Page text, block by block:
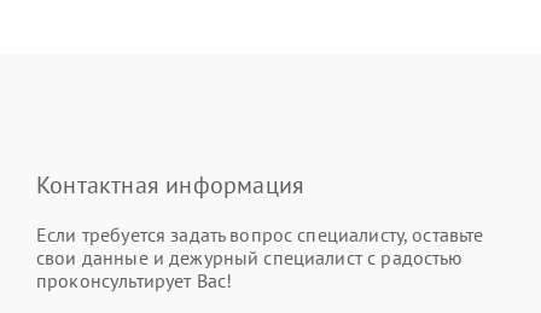
Контактная информация
Если требуется задать вопрос специалисту, оставьте
свои данные и дежурный специалист с радостью
проконсультирует Вас!